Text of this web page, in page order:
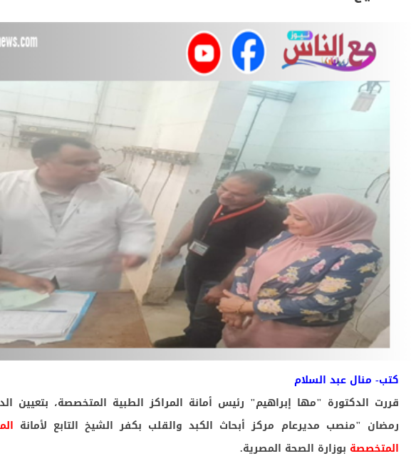
تكتب استراحة محارب
تكتب.. القراءة في الصيف رحلة عقلية في ظلال الهدوء
عبد السلام بلتاجي بمناسبة زفاف كريمته سلمي
بالحامول تستعين بسيارات طوارئ المياه لتلبية احتياجات مواطني المجاز
أثناء تعاطيهما المخدرات بالإسكندرية
الرقمي ... أصحاب محطات الوقود يطالبون بإلغاء السجلات الورقية
كتب- منال عبد السلام
قررت الدكتورة "مها إبراهيم" رئيس أمانة المراكز الطبية المتخصصة، بتعيين
رمضان "منصب مديرعام مركز أبحاث الكبد والقلب بكفر الشيخ التابع لأمانة
المتخصصة بوزارة الصحة المصرية.